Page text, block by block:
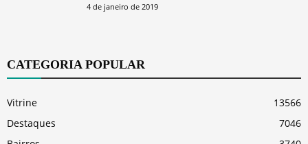
4 de janeiro de 2019
CATEGORIA POPULAR
Vitrine
13566
Destaques
7046